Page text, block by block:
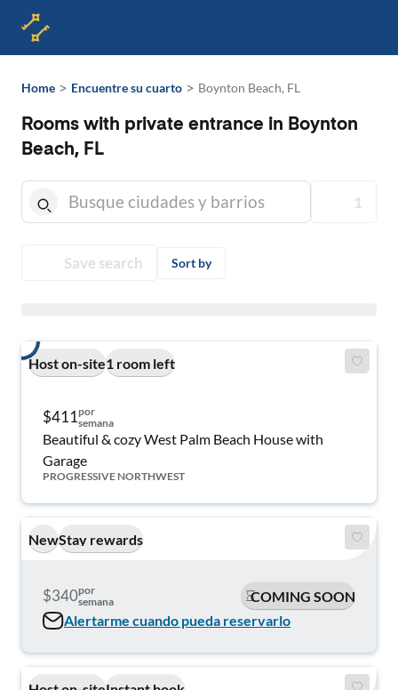
Home > Encuentre su cuarto > Boynton Beach, FL
Rooms with private entrance in Boynton
Beach, FL
1
Save search Sort by
Host on-site1 room left
$411por
semana
Beautiful & cozy West Palm Beach House with
Garage
PROGRESSIVE NORTHWEST
NewStay rewards
$340por
semana
COMING SOON
Alertarme cuando pueda reservarlo